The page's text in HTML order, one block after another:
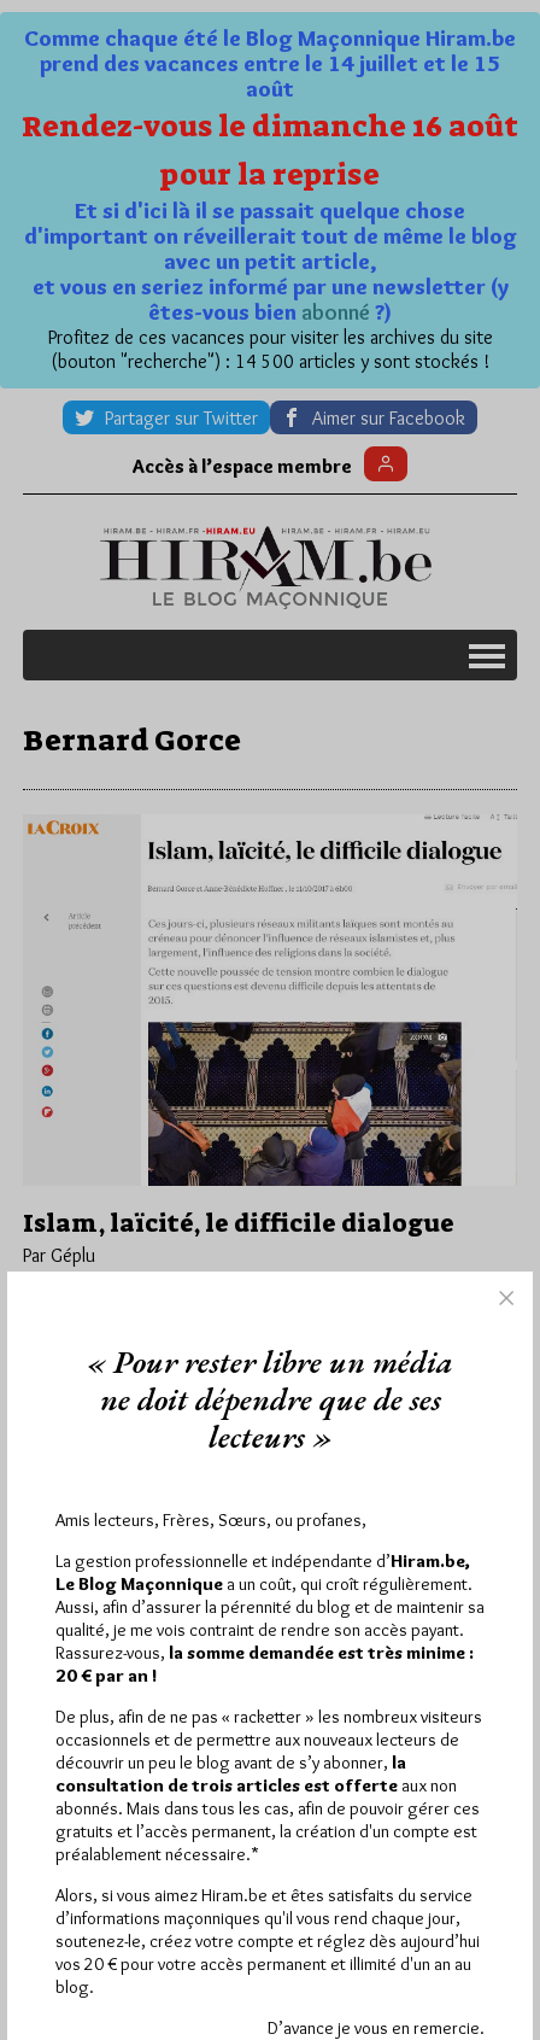
Comme chaque été le Blog Maçonnique Hiram.be
prend des vacances entre le 14 juillet et le 15
août
Rendez-vous le dimanche 16 août
pour la reprise
Et si d'ici là il se passait quelque chose
d'important on réveillerait tout de même le blog
avec un petit article,
et vous en seriez informé par une newsletter (y
êtes-vous bien abonné ?)
Profitez de ces vacances pour visiter les archives du site
(bouton "recherche") : 14 500 articles y sont stockés !
Partager sur Twitter Aimer sur Facebook
Accès à l’espace membre
Bernard Gorce
Islam, laïcité, le difficile dialogue
Par Géplu
Lu 1881 fois
journal La Croix a publié ce mercredi 11 octobre un article…
2 608 pagesont été lues (Source : Pirsch.io)
Plus d’informations
Abonnement aux Newsletters - RSS
« Pour rester libre un média
ne doit dépendre que de ses
lecteurs »
Amis lecteurs, Frères, Sœurs, ou profanes,
La gestion professionnelle et indépendante d’Hiram.be,
Le Blog Maçonnique a un coût, qui croît régulièrement.
Aussi, afin d’assurer la pérennité du blog et de maintenir sa
qualité, je me vois contraint de rendre son accès payant.
Rassurez-vous, la somme demandée est très minime :
20 € par an !
De plus, afin de ne pas « racketter » les nombreux visiteurs
occasionnels et de permettre aux nouveaux lecteurs de
découvrir un peu le blog avant de s’y abonner, la
consultation de trois articles est offerte aux non
abonnés. Mais dans tous les cas, afin de pouvoir gérer ces
gratuits et l’accès permanent, la création d'un compte est
préalablement nécessaire.*
Alors, si vous aimez Hiram.be et êtes satisfaits du service
d’informations maçonniques qu'il vous rend chaque jour,
soutenez-le, créez votre compte et réglez dès aujourd’hui
vos 20 € pour votre accès permanent et illimité d'un an au
blog.
D’avance je vous en remercie.